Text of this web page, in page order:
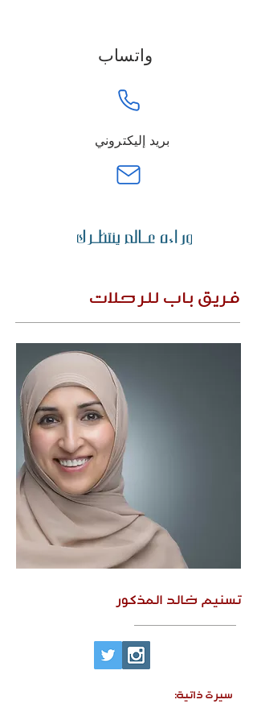
واتساب
بريد إليكتروني
فريق باب للرحلات
تسنيم خالد المذكور
سيرة ذاتية: